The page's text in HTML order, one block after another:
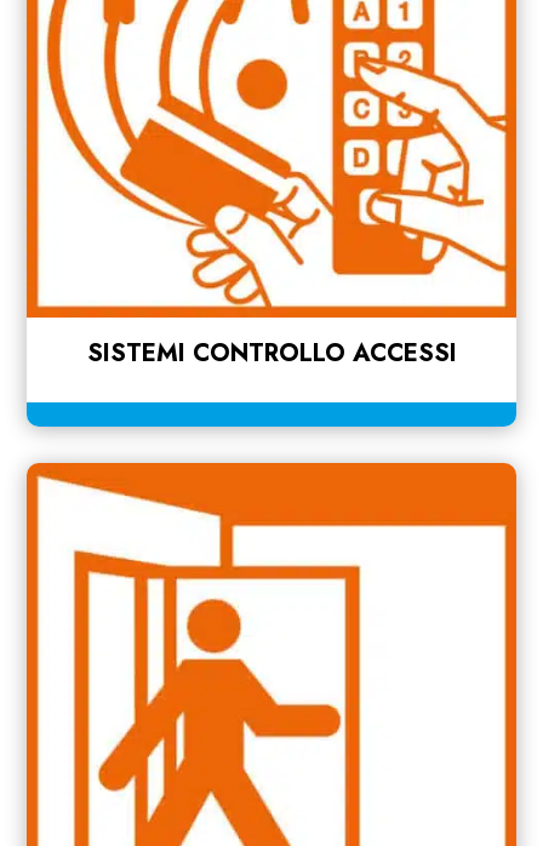
SISTEMI CONTROLLO ACCESSI